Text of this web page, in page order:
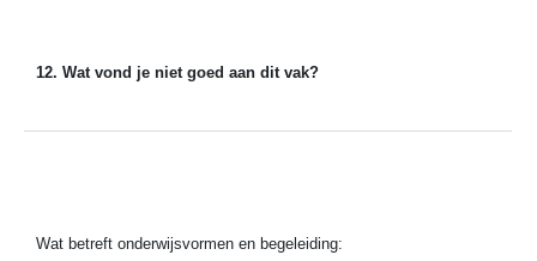
12. Wat vond je niet goed aan dit vak?
Wat betreft onderwijsvormen en begeleiding: